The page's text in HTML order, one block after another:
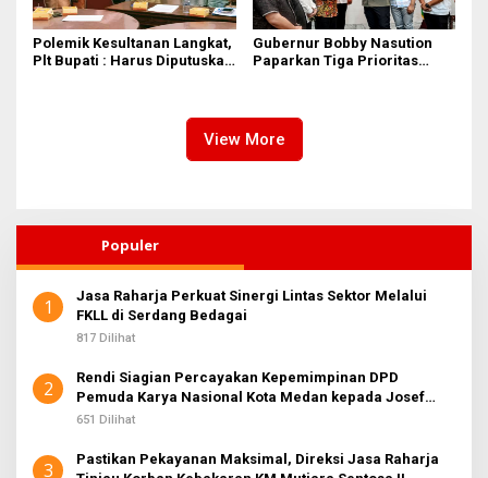
Polemik Kesultanan Langkat,
Plt Bupati : Harus Diputuskan
Gubernur Bobby Nasution
Paparkan Tiga Prioritas
View More
Populer
1
Jasa Raharja Perkuat Sinergi Lintas Sektor Melalui
FKLL di Serdang Bedagai
817 Dilihat
2
Rendi Siagian Percayakan Kepemimpinan DPD
Pemuda Karya Nasional Kota Medan kepada Josef
Sembiring
651 Dilihat
3
Pastikan Pekayanan Maksimal, Direksi Jasa Raharja